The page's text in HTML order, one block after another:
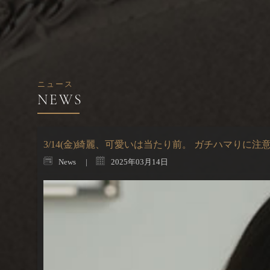
ニュース
3/14(金)綺麗、可愛いは当たり前。 ガチハマりに注
News 2025年03月14日